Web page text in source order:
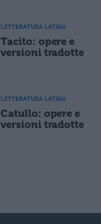
LETTERATURA LATINA
Tacito: opere e
versioni tradotte
LETTERATURA LATINA
Catullo: opere e
versioni tradotte